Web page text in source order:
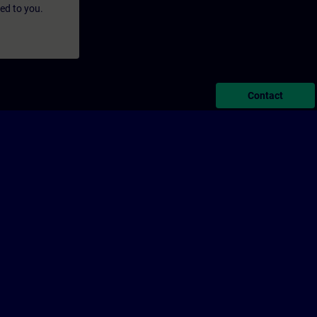
to you.
Contact